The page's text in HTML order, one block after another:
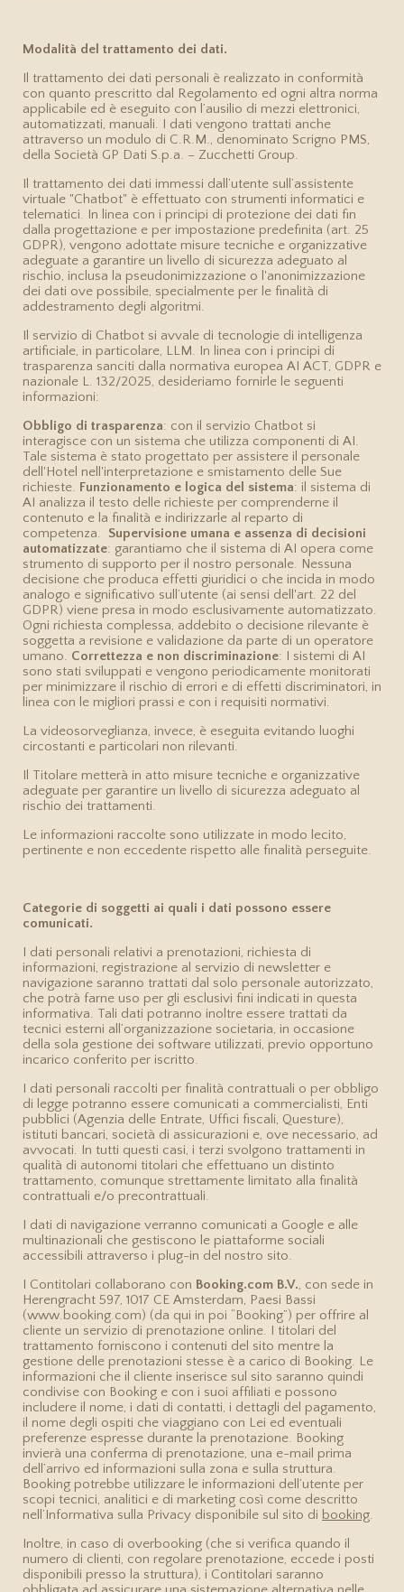
Modalità del trattamento dei dati.
Il trattamento dei dati personali è realizzato in conformità
con quanto prescritto dal Regolamento ed ogni altra norma
applicabile ed è eseguito con l’ausilio di mezzi elettronici,
automatizzati, manuali. I dati vengono trattati anche
attraverso un modulo di C.R.M., denominato Scrigno PMS,
della Società GP Dati S.p.a. – Zucchetti Group.
Il trattamento dei dati immessi dall’utente sull’assistente
virtuale "Chatbot" è effettuato con strumenti informatici e
telematici. In linea con i principi di protezione dei dati fin
dalla progettazione e per impostazione predefinita (art. 25
GDPR), vengono adottate misure tecniche e organizzative
adeguate a garantire un livello di sicurezza adeguato al
rischio, inclusa la pseudonimizzazione o l'anonimizzazione
dei dati ove possibile, specialmente per le finalità di
addestramento degli algoritmi.
Il servizio di Chatbot si avvale di tecnologie di intelligenza
artificiale, in particolare, LLM. In linea con i principi di
trasparenza sanciti dalla normativa europea AI ACT, GDPR e
nazionale L. 132/2025, desideriamo fornirle le seguenti
informazioni:
Obbligo di trasparenza: con il servizio Chatbot si
interagisce con un sistema che utilizza componenti di AI.
Tale sistema è stato progettato per assistere il personale
dell'Hotel nell'interpretazione e smistamento delle Sue
richieste. Funzionamento e logica del sistema: il sistema di
AI analizza il testo delle richieste per comprenderne il
contenuto e la finalità e indirizzarle al reparto di
competenza. Supervisione umana e assenza di decisioni
automatizzate: garantiamo che il sistema di AI opera come
strumento di supporto per il nostro personale. Nessuna
decisione che produca effetti giuridici o che incida in modo
analogo e significativo sull’utente (ai sensi dell'art. 22 del
GDPR) viene presa in modo esclusivamente automatizzato.
Ogni richiesta complessa, addebito o decisione rilevante è
soggetta a revisione e validazione da parte di un operatore
umano. Correttezza e non discriminazione: I sistemi di AI
sono stati sviluppati e vengono periodicamente monitorati
per minimizzare il rischio di errori e di effetti discriminatori, in
linea con le migliori prassi e con i requisiti normativi.
La videosorveglianza, invece, è eseguita evitando luoghi
circostanti e particolari non rilevanti.
Il Titolare metterà in atto misure tecniche e organizzative
adeguate per garantire un livello di sicurezza adeguato al
rischio dei trattamenti.
Le informazioni raccolte sono utilizzate in modo lecito,
pertinente e non eccedente rispetto alle finalità perseguite.
Categorie di soggetti ai quali i dati possono essere
comunicati.
I dati personali relativi a prenotazioni, richiesta di
informazioni, registrazione al servizio di newsletter e
navigazione saranno trattati dal solo personale autorizzato,
che potrà farne uso per gli esclusivi fini indicati in questa
informativa. Tali dati potranno inoltre essere trattati da
tecnici esterni all’organizzazione societaria, in occasione
della sola gestione dei software utilizzati, previo opportuno
incarico conferito per iscritto.
I dati personali raccolti per finalità contrattuali o per obbligo
di legge potranno essere comunicati a commercialisti, Enti
pubblici (Agenzia delle Entrate, Uffici fiscali, Questure),
istituti bancari, società di assicurazioni e, ove necessario, ad
avvocati. In tutti questi casi, i terzi svolgono trattamenti in
qualità di autonomi titolari che effettuano un distinto
trattamento, comunque strettamente limitato alla finalità
contrattuali e/o precontrattuali.
I dati di navigazione verranno comunicati a Google e alle
multinazionali che gestiscono le piattaforme sociali
accessibili attraverso i plug-in del nostro sito.
I Contitolari collaborano con Booking.com B.V., con sede in
Herengracht 597, 1017 CE Amsterdam, Paesi Bassi
(www.booking.com) (da qui in poi “Booking”) per offrire al
cliente un servizio di prenotazione online. I titolari del
trattamento forniscono i contenuti del sito mentre la
gestione delle prenotazioni stesse è a carico di Booking. Le
informazioni che il cliente inserisce sul sito saranno quindi
condivise con Booking e con i suoi affiliati e possono
includere il nome, i dati di contatti, i dettagli del pagamento,
il nome degli ospiti che viaggiano con Lei ed eventuali
preferenze espresse durante la prenotazione. Booking
invierà una conferma di prenotazione, una e-mail prima
dell’arrivo ed informazioni sulla zona e sulla struttura.
Booking potrebbe utilizzare le informazioni dell’utente per
scopi tecnici, analitici e di marketing così come descritto
nell’Informativa sulla Privacy disponibile sul sito di booking.
Inoltre, in caso di overbooking (che si verifica quando il
numero di clienti, con regolare prenotazione, eccede i posti
disponibili presso la struttura), i Contitolari saranno